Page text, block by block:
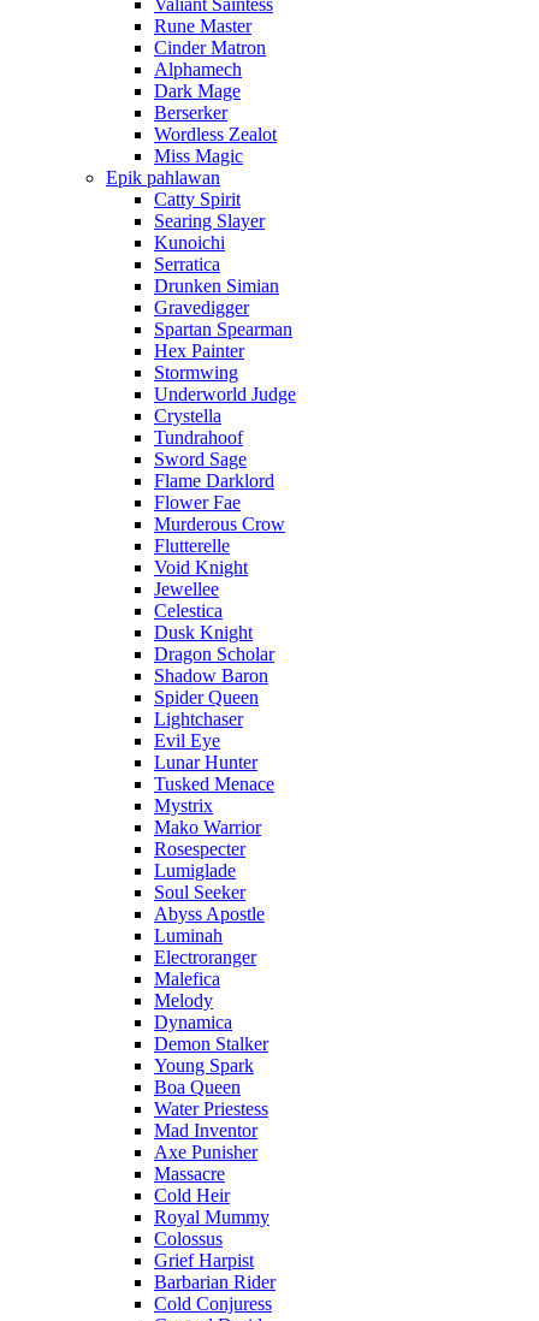
Valiant Saintess
Rune Master
Cinder Matron
Alphamech
Dark Mage
Berserker
Wordless Zealot
Miss Magic
Epik pahlawan
Catty Spirit
Searing Slayer
Kunoichi
Serratica
Drunken Simian
Gravedigger
Spartan Spearman
Hex Painter
Stormwing
Underworld Judge
Crystella
Tundrahoof
Sword Sage
Flame Darklord
Flower Fae
Murderous Crow
Flutterelle
Void Knight
Jewellee
Celestica
Dusk Knight
Dragon Scholar
Shadow Baron
Spider Queen
Lightchaser
Evil Eye
Lunar Hunter
Tusked Menace
Mystrix
Mako Warrior
Rosespecter
Lumiglade
Soul Seeker
Abyss Apostle
Luminah
Electroranger
Malefica
Melody
Dynamica
Demon Stalker
Young Spark
Boa Queen
Water Priestess
Mad Inventor
Axe Punisher
Massacre
Cold Heir
Royal Mummy
Colossus
Grief Harpist
Barbarian Rider
Cold Conjuress